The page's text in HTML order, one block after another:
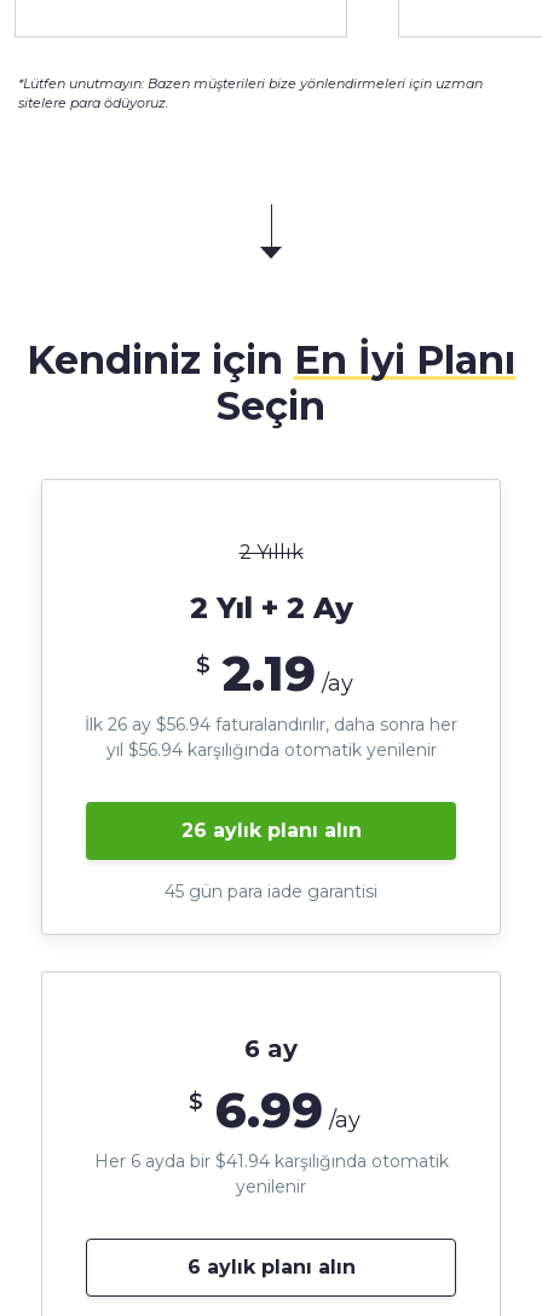
*Lütfen unutmayın: Bazen müşterileri bize yönlendirmeleri için uzman
sitelere para ödüyoruz.
Kendiniz için En İyi Planı
Seçin
2 Yıllık
2 Yıl + 2 Ay
$ 2.19 /ay
İlk 26 ay $56.94 faturalandırılır, daha sonra her
yıl $56.94 karşılığında otomatik yenilenir
26 aylık planı alın
45 gün para iade garantisi
6 ay
$ 6.99 /ay
Her 6 ayda bir $41.94 karşılığında otomatik
yenilenir
6 aylık planı alın